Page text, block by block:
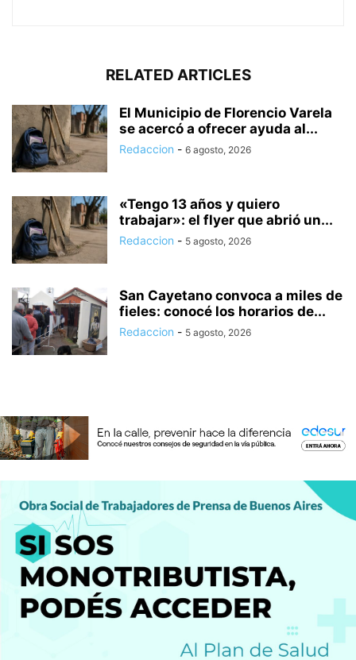
RELATED ARTICLES
El Municipio de Florencio Varela
se acercó a ofrecer ayuda al...
Redaccion - 6 agosto, 2026
«Tengo 13 años y quiero
trabajar»: el flyer que abrió un...
Redaccion - 5 agosto, 2026
San Cayetano convoca a miles de
fieles: conocé los horarios de...
Redaccion - 5 agosto, 2026